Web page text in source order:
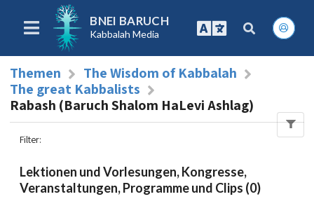
BNEI BARUCH
Kabbalah Media
Themen
The Wisdom of Kabbalah
The great Kabbalists
Rabash (Baruch Shalom HaLevi Ashlag)
Filter:
Lektionen und Vorlesungen, Kongresse,
Veranstaltungen, Programme und Clips (0)